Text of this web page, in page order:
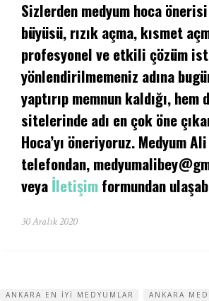
Sizlerden medyum hoca
büyüsü, rızık açma, kısmet
profesyonel ve etkili çözüm
yönlendirilmemeniz adına
yaptırıp memnun kaldığı,
sitelerinde adı en çok öne
Hoca’yı öneriyoruz. Medyum
telefondan,
veyaİletişimformundan
30 Aralık 2020
ANKARA EN IYI MEDYUMLAR ANKARA